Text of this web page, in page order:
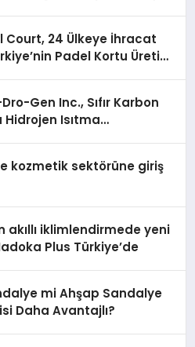
Court, 24 Ülkeye İhracat
Padel Kortu Üretim
Gen Inc., Sıfır Karbon
Hidrojen Isıtma
kozmetik sektörüne giriş
akıllı iklimlendirmede yeni
Plus Türkiye’de
mi Ahşap Sandalye
Daha Avantajlı?